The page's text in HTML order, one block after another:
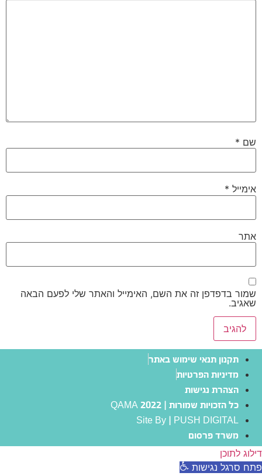
שם *
אימייל *
אתר
שמור בדפדפן זה את השם, האימייל והאתר שלי לפעם הבאה
שאגיב.
תקנון תנאי שימוש באתר
מדיניות הפרטיות
הצהרת נגישות
כל הזכויות שמורות | QAMA 2022
Site By | PUSH DIGITAL
משרד פרסום
דילוג לתוכן
פתח סרגל נגישות